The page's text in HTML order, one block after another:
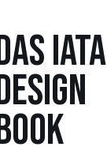
IATA